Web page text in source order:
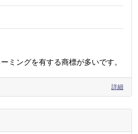
ミングを有する商標が多いです。
詳細